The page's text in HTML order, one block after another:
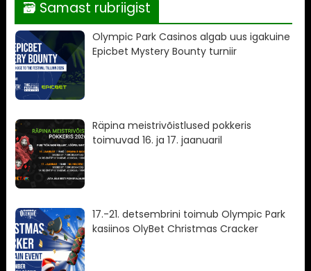
🗃 Samast rubriigist
Olympic Park Casinos algab uus igakuine
Epicbet Mystery Bounty turniir
Räpina meistrivõistlused pokkeris
toimuvad 16. ja 17. jaanuaril
17.-21. detsembrini toimub Olympic Park
kasiinos OlyBet Christmas Cracker